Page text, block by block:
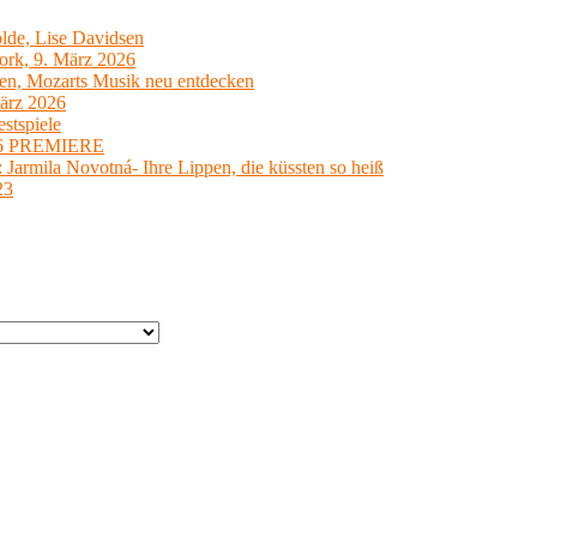
Lise Davidsen
9. März 2026
Mozarts Musik neu entdecken
2026
PREMIERE
Novotná- Ihre Lippen, die küssten so heiß